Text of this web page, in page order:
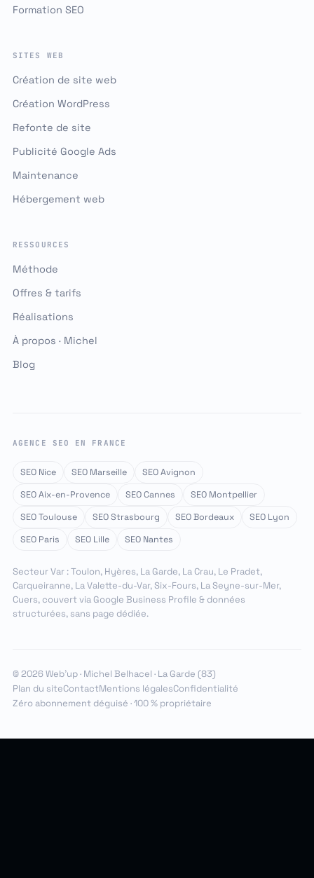
Formation SEO
SITES WEB
Création de site web
Création WordPress
Refonte de site
Publicité Google Ads
Maintenance
Hébergement web
RESSOURCES
Méthode
Offres & tarifs
Réalisations
À propos · Michel
Blog
AGENCE SEO EN FRANCE
SEO Nice SEO Marseille
SEO Avignon
SEO Aix-en-Provence
SEO Cannes
SEO Montpellier
SEO Toulouse
SEO Strasbourg SEO Bordeaux
SEO Lyon
SEO Paris
SEO Lille SEO Nantes
Secteur Var : Toulon, Hyères, La Garde, La Crau, Le Pradet,
Carqueiranne, La Valette-du-Var, Six-Fours, La Seyne-sur-Mer,
Cuers, couvert via Google Business Profile & données
structurées, sans page dédiée.
© 2026 Web'up · Michel Belhacel · La Garde (83)
Plan du siteContactMentions légalesConfidentialité
Zéro abonnement déguisé · 100 % propriétaire